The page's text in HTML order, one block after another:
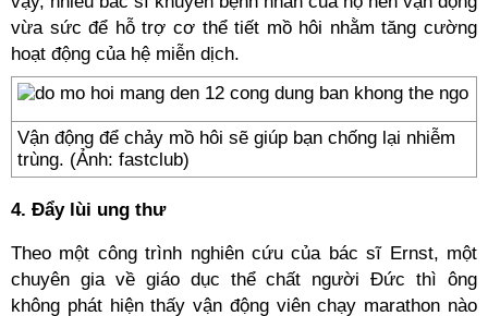
vừa sức để hỗ trợ cơ thể tiết mồ hôi nhằm tăng cường
hoạt động của hệ miễn dịch.
Vận động để chảy mồ hôi sẽ giúp bạn chống lại nhiễm
trùng. (Ảnh: fastclub)
4. Đẩy lùi ung thư
Theo một công trình nghiên cứu của bác sĩ Ernst, một
chuyên gia về giáo dục thể chất người Đức thì ông
không phát hiện thấy vận động viên chạy marathon nào